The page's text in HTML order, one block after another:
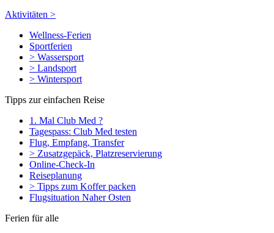
Aktivitäten >
Wellness-Ferien
Sportferien
> Wassersport
> Landsport
> Wintersport
Tipps zur einfachen Reise
1. Mal Club Med ?
Tagespass: Club Med testen
Flug, Empfang, Transfer
> Zusatzgepäck, Platzreservierung
Online-Check-In
Reiseplanung
> Tipps zum Koffer packen
Flugsituation Naher Osten
Ferien für alle